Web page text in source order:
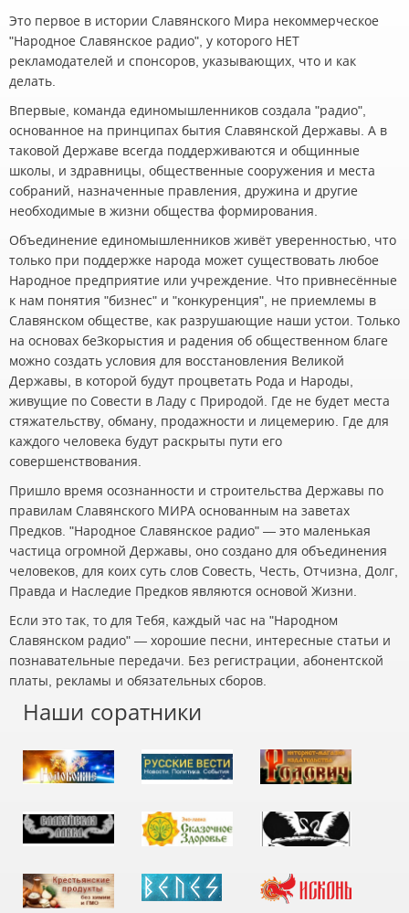
Это первое в истории Славянского Мира некоммерческое
"Народное Славянское радио", у которого НЕТ
рекламодателей и спонсоров, указывающих, что и как
делать.
Впервые, команда единомышленников создала "радио",
основанное на принципах бытия Славянской Державы. А в
таковой Державе всегда поддерживаются и общинные
школы, и здравницы, общественные сооружения и места
собраний, назначенные правления, дружина и другие
необходимые в жизни общества формирования.
Объединение единомышленников живёт уверенностью, что
только при поддержке народа может существовать любое
Народное предприятие или учреждение. Что привнесённые
к нам понятия "бизнес" и "конкуренция", не приемлемы в
Славянском обществе, как разрушающие наши устои. Только
на основах беЗкорыстия и радения об общественном благе
можно создать условия для восстановления Великой
Державы, в которой будут процветать Рода и Народы,
живущие по Совести в Ладу с Природой. Где не будет места
стяжательству, обману, продажности и лицемерию. Где для
каждого человека будут раскрыты пути его
совершенствования.
Пришло время осознанности и строительства Державы по
правилам Славянского МИРА основанным на заветах
Предков. "Народное Славянское радио" — это маленькая
частица огромной Державы, оно создано для объединения
человеков, для коих суть слов Совесть, Честь, Отчизна, Долг,
Правда и Наследие Предков являются основой Жизни.
Если это так, то для Тебя, каждый час на "Народном
Славянском радио" — хорошие песни, интересные статьи и
познавательные передачи. Без регистрации, абонентской
платы, рекламы и обязательных сборов.
Наши соратники